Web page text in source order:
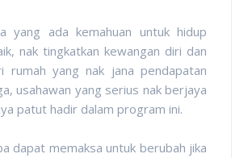
yang ada kemahuan untuk hidup
nak tingkatkan kewangan diri dan
rumah yang nak jana pendapatan
usahawan yang serius nak berjaya
patut hadir dalam program ini.
dapat memaksa untuk berubah jika